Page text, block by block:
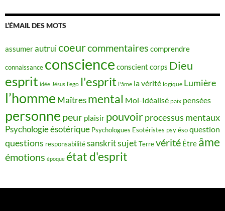
L’ÉMAIL DES MOTS
assumerautruicoeurcommentaires comprendre
connaissance conscience conscient corps Dieu
esprit idée Jésus l'ego l'esprit l'âme la vérité logique Lumière
l’homme Maîtres mental Moi-Idéalisé paix pensées
personne peur plaisir pouvoirprocessus mentaux
Psychologie ésotérique Psychologues Esotéristes psy ésoquestion
questions responsabilitésanskritsujet Terrevérité Être âme
émotions époque état d'esprit